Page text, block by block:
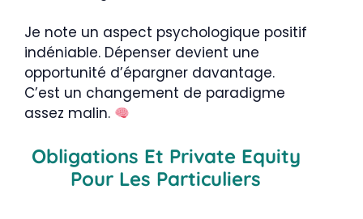
Je note un aspect psychologique positif
indéniable. Dépenser devient une
opportunité d’épargner davantage.
C’est un changement de paradigme
assez malin.
Obligations Et Private Equity
Pour Les Particuliers